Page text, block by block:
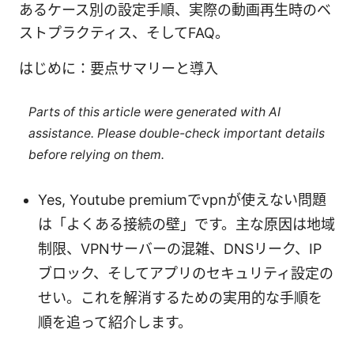
あるケース別の設定手順、実際の動画再生時のベ
ストプラクティス、そしてFAQ。
はじめに：要点サマリーと導入
Parts of this article were generated with AI
assistance. Please double-check important details
before relying on them.
Yes, Youtube premiumでvpnが使えない問題
は「よくある接続の壁」です。主な原因は地域
制限、VPNサーバーの混雑、DNSリーク、IP
ブロック、そしてアプリのセキュリティ設定の
せい。これを解消するための実用的な手順を
順を追って紹介します。